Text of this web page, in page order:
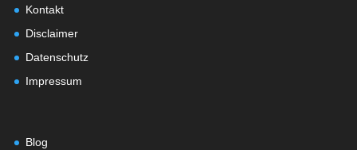
Kontakt
Disclaimer
Datenschutz
Impressum
Blog